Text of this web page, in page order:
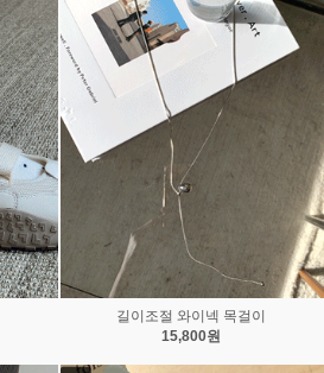
길이조절 와이넥 목걸이
15,800원